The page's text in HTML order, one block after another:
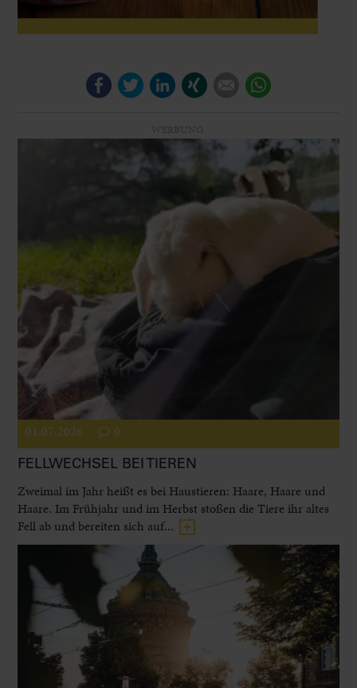
FacebookTwitterLinkedIn E-mail
01.07.2026 0
FELLWECHSEL BEI TIEREN
Zweimal im Jahr heißt es bei Haustieren: Haare, Haare und
Haare. Im Frühjahr und im Herbst stoßen die Tiere ihr altes
Fell ab und bereiten sich auf...